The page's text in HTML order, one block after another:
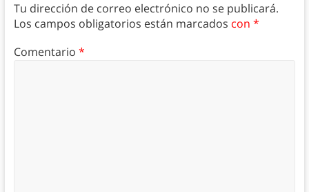
Tu dirección de correo electrónico no se publicará.
Los campos obligatorios están marcados con *
Comentario *